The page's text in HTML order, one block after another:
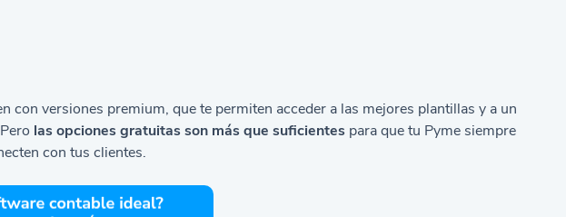
con versiones premium, que te permiten acceder a las mejores plantillas y a un
las opciones gratuitas son más que suficientes para que tu Pyme siempre
con tus clientes.